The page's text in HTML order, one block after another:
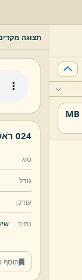
תצוגה
024 רֹאשׁ הַשָּׁנָה א,
סוג
גודל
עודכן
נתיב
הוסף